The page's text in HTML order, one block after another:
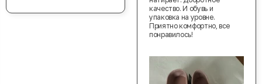
качество. И обувь и
упаковка на уровне.
Приятно комфортно, все
понравилось!